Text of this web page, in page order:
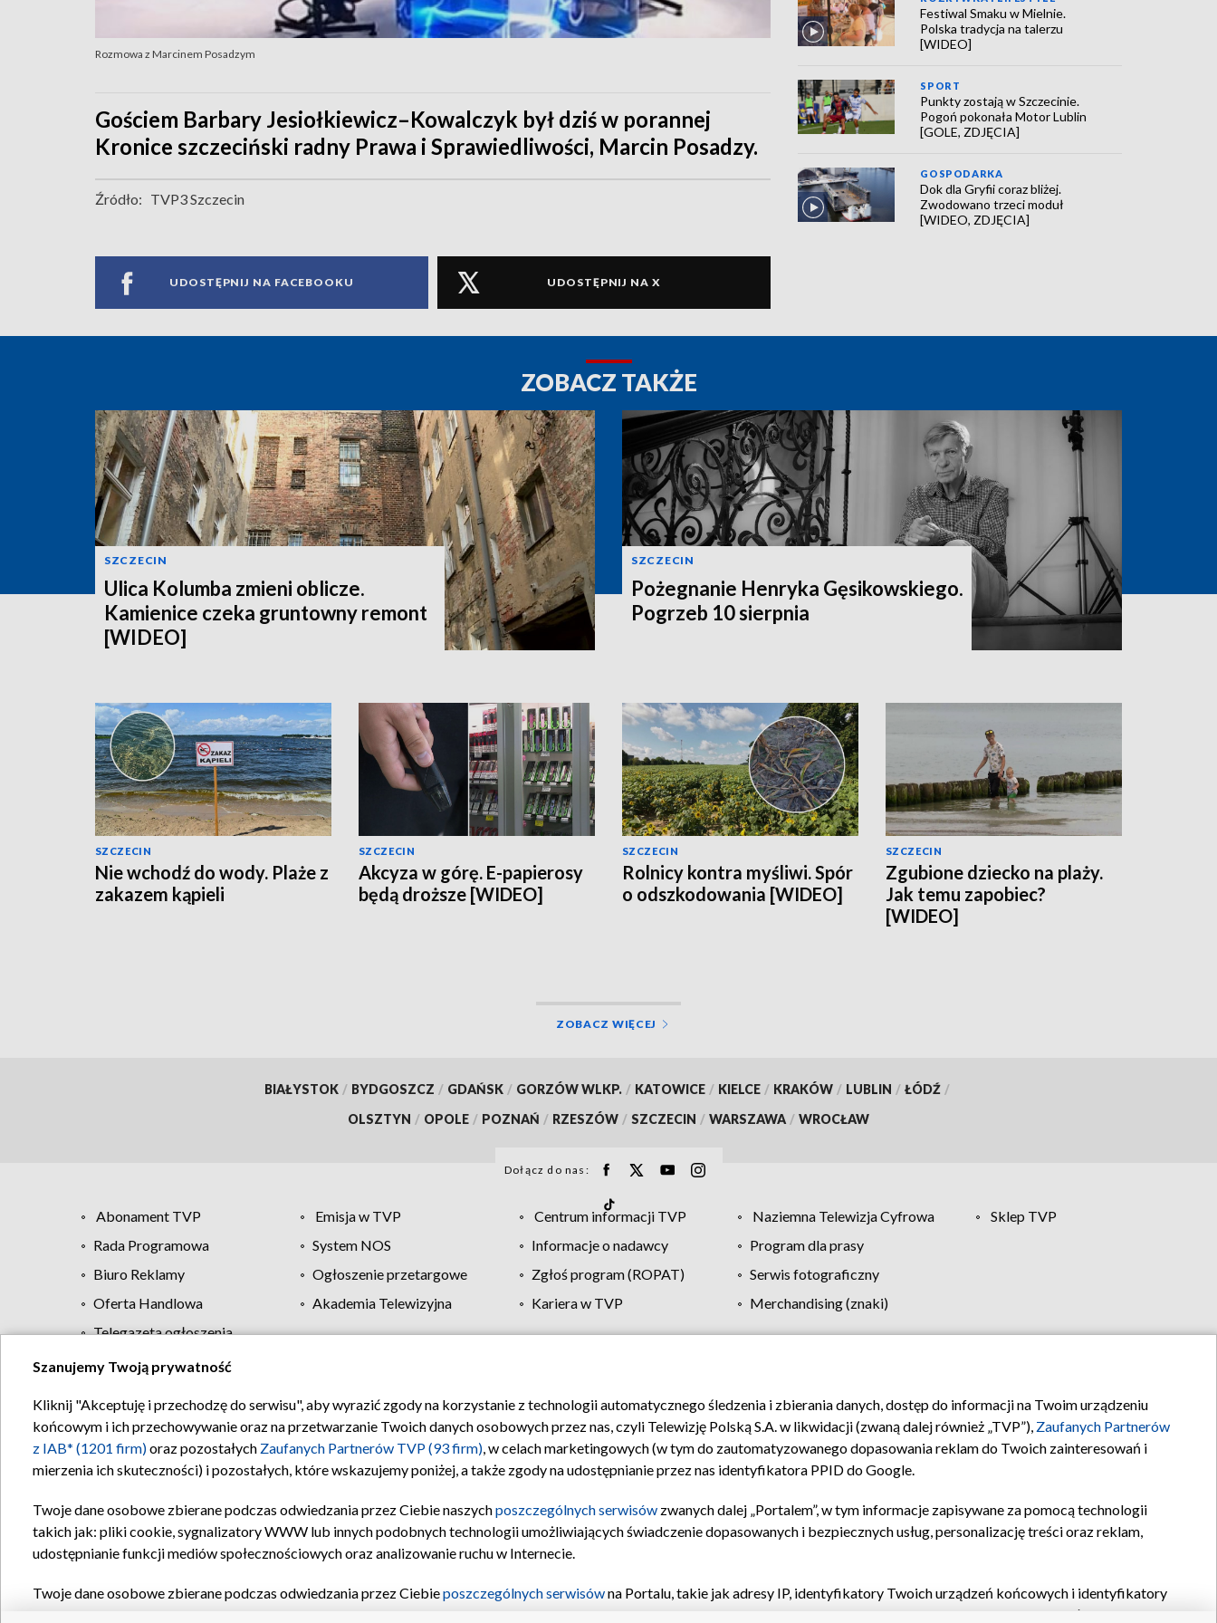
Rozmowa z Marcinem Posadzym
Gościem Barbary Jesiołkiewicz–Kowalczyk był dziś w porannej
Kronice szczeciński radny Prawa i Sprawiedliwości, Marcin Posadzy.
Źródło: TVP3 Szczecin
UDOSTĘPNIJ NA FACEBOOKU UDOSTĘPNIJ NA X
Festiwal Smaku w Mielnie.
Polska tradycja na talerzu
[WIDEO]
SPORT
Punkty zostają w Szczecinie.
Pogoń pokonała Motor Lublin
[GOLE, ZDJĘCIA]
GOSPODARKA
Dok dla Gryfii coraz bliżej.
Zwodowano trzeci moduł
[WIDEO, ZDJĘCIA]
ZOBACZ TAKŻE
SZCZECIN
Ulica Kolumba zmieni oblicze.
Kamienice czeka gruntowny remont
[WIDEO]
SZCZECIN
Pożegnanie Henryka Gęsikowskiego.
Pogrzeb 10 sierpnia
SZCZECIN
Nie wchodź do wody. Plaże z
zakazem kąpieli
SZCZECIN
Akcyza w górę. E-papierosy
będą droższe [WIDEO]
SZCZECIN
Rolnicy kontra myśliwi. Spór
o odszkodowania [WIDEO]
SZCZECIN
Zgubione dziecko na plaży.
Jak temu zapobiec?
[WIDEO]
ZOBACZ WIĘCEJ
BIAŁYSTOK / BYDGOSZCZ / GDAŃSK / GORZÓW WLKP. / KATOWICE / KIELCE / KRAKÓW / LUBLIN / ŁÓDŹ /
OLSZTYN / OPOLE / POZNAŃ / RZESZÓW / SZCZECIN / WARSZAWA / WROCŁAW
Dołącz do nas:
Abonament TVP Emisja w TVP Centrum informacji TVP Naziemna Telewizja Cyfrowa
Sklep TVP
Rada Programowa
System NOS Informacje o nadawcy
Program dla prasy
Biuro Reklamy
Ogłoszenie przetargowe Zgłoś program (ROPAT)
Serwis fotograficzny
Oferta Handlowa
Akademia Telewizyjna Kariera w TVP
Merchandising (znaki)
Telegazeta ogłoszenia
Regulamin TVP Polityka prywatności Moje zgody Pomoc Biuro reklamy Kontakt
Szanujemy Twoją prywatność
Kliknij "Akceptuję i przechodzę do serwisu", aby wyrazić zgody na korzystanie z technologii automatycznego śledzenia i zbierania danych, dostęp do informacji na Twoim urządzeniu
końcowym i ich przechowywanie oraz na przetwarzanie Twoich danych osobowych przez nas, czyli Telewizję Polską S.A. w likwidacji (zwaną dalej również „TVP”), Zaufanych Partnerów
z IAB* (1201 firm)oraz pozostałych Zaufanych Partnerów TVP (93 firm), w celach marketingowych (w tym do zautomatyzowanego dopasowania reklam do Twoich zainteresowań i
mierzenia ich skuteczności) i pozostałych, które wskazujemy poniżej, a także zgody na udostępnianie przez nas identyfikatora PPID do Google.
Twoje dane osobowe zbierane podczas odwiedzania przez Ciebie naszychposzczególnych serwisów zwanych dalej „Portalem”, w tym informacje zapisywane za pomocą technologii
takich jak: pliki cookie, sygnalizatory WWW lub innych podobnych technologii umożliwiających świadczenie dopasowanych i bezpiecznych usług, personalizację treści oraz reklam,
udostępnianie funkcji mediów społecznościowych oraz analizowanie ruchu w Internecie.
Twoje dane osobowe zbierane podczas odwiedzania przez Ciebieposzczególnych serwisówna Portalu, takie jak adresy IP, identyfikatory Twoich urządzeń końcowych i identyfikatory
oraz pozostałych